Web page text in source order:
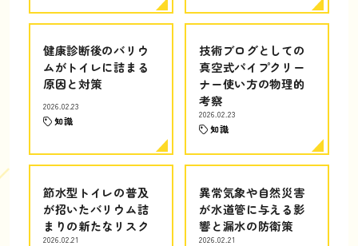
健康診断後のバリウ
ムがトイレに詰まる
原因と対策
2026.02.23
知識
技術ブログとしての
真空式パイプクリー
ナー使い方の物理的
考察
2026.02.23
知識
節水型トイレの普及
が招いたバリウム詰
まりの新たなリスク
2026.02.21
異常気象や自然災害
が水道管に与える影
響と漏水の防衛策
2026.02.21